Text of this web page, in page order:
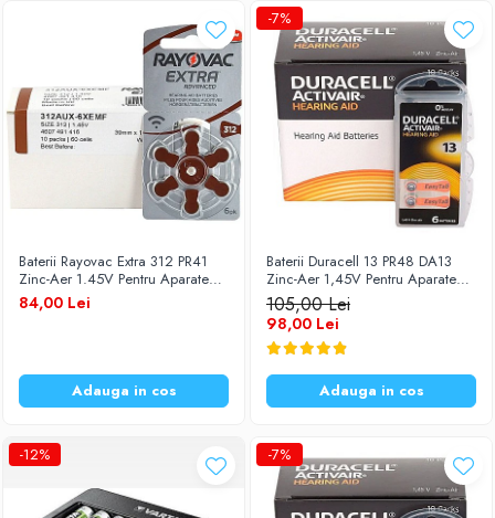
Aparate de spalat cu presiune
Baterii Rayovac Extra 312 PR41
Zinc-Aer 1.45V Pentru Aparate
Auditive Set 60 Baterii
84,00 Lei
Adauga in cos
-7%
Baterii Duracell 13 PR48 DA13
Zinc-Aer 1,45V Pentru Aparate
Auditive Set 60 Baterii
105,00 Lei
98,00 Lei
Adauga in cos
-12% -7%